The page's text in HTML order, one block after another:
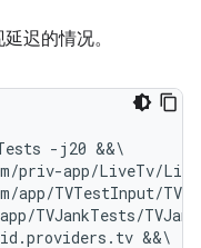
迟的情况。
-j20 &&\
priv-app/LiveTv/
TVTestInput/
TVJankTests/
&&\